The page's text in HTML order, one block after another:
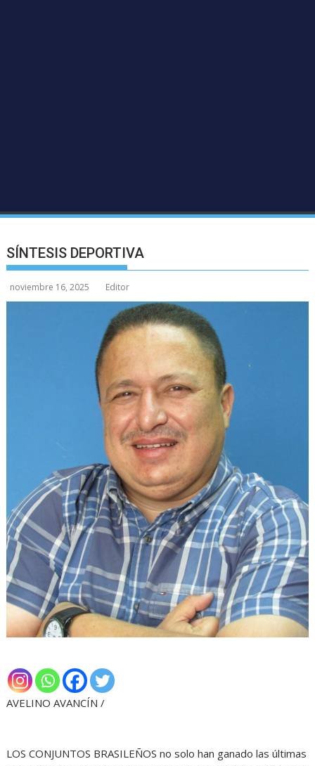
SÍNTESIS DEPORTIVA
noviembre 16, 2025 Editor
AVELINO AVANCÍN /
LOS CONJUNTOS BRASILEÑOS no solo han ganado las últimas